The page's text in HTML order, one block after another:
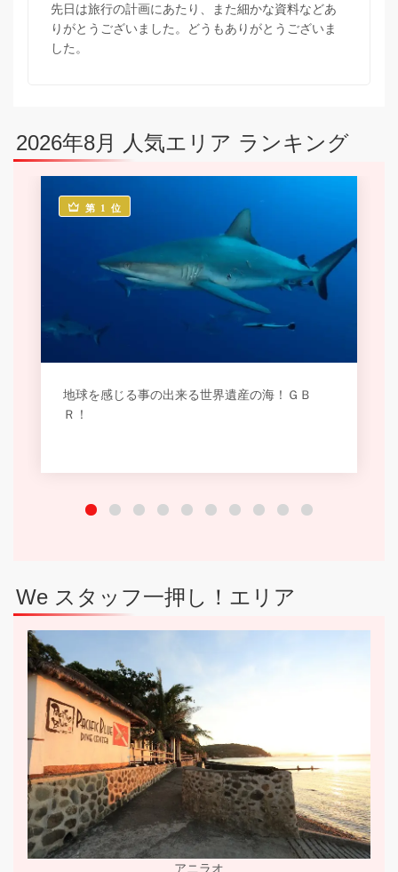
先日は旅行の計画にあたり、また細かな資料などあ
りがとうございました。どうもありがとうございま
した。
2026年8月 人気エリア ランキング
第 1 位
地球を感じる事の出来る世界遺産の海！ＧＢ
Ｒ！
We スタッフ一押し！エリア
アニラオ